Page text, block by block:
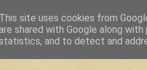
This site uses cookies from
shared with Google along
and to detect and